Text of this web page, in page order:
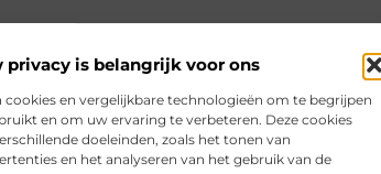
privacy is belangrijk voor ons
en vergelijkbare technologieën om te begrijpen
en om uw ervaring te verbeteren. Deze cookies
doeleinden, zoals het tonen van
en het analyseren van het gebruik van de
de 6241 werkbroek kniebescherming.
in kunt schuiven. Dit biedt extra
last te krijgen van je knieën. Het is een
tijdens lange werkdagen.